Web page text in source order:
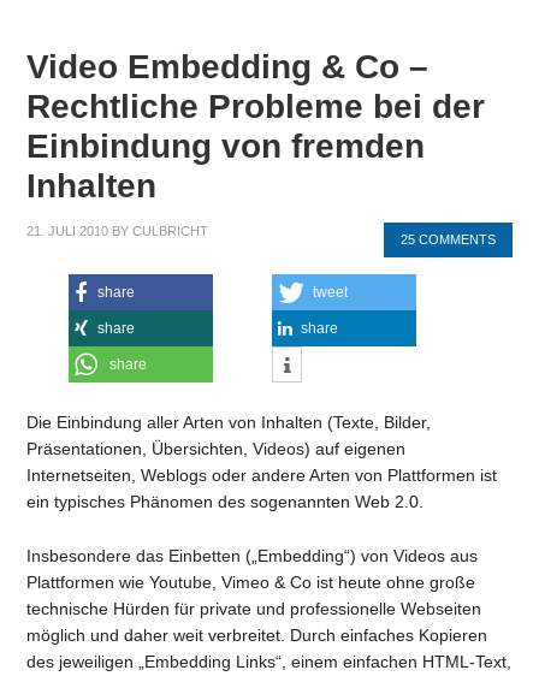
Video Embedding & Co –
Rechtliche Probleme bei der
Einbindung von fremden
Inhalten
21. JULI 2010 BYCULBRICHT
25 COMMENTS
share tweet
share share
share
Die Einbindung aller Arten von Inhalten (Texte, Bilder,
Präsentationen, Übersichten, Videos) auf eigenen
Internetseiten, Weblogs oder andere Arten von Plattformen ist
ein typisches Phänomen des sogenannten Web 2.0.
Insbesondere das Einbetten („Embedding“) von Videos aus
Plattformen wie Youtube, Vimeo & Co ist heute ohne große
technische Hürden für private und professionelle Webseiten
möglich und daher weit verbreitet. Durch einfaches Kopieren
des jeweiligen „Embedding Links“, einem einfachen HTML-Text,